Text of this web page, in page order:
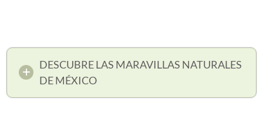
DESCUBRE LAS MARAVILLAS NATURALES
DE MÉXICO